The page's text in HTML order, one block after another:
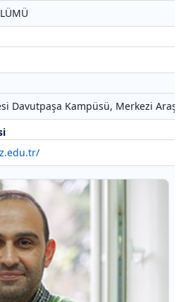
Davutpaşa Kampüsü, Merkezi